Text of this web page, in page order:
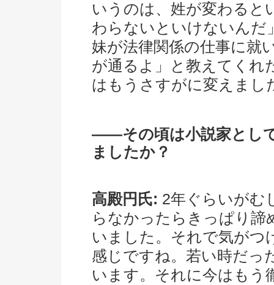
いうのは、姓が変わると
わらないといけないんだ
妹が法律関係の仕事に就
が通るよ」と教えてくれ
はもうさすがに変えまし
――その頃は小説家とし
ましたか？
高殿円氏: 2年ぐらいがむ
らなかったらきっぱり諦
いました。それで気がつ
感じですね。若い時だっ
います。それに今はもう